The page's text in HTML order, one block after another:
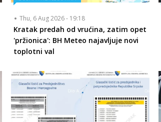
Thu, 6 Aug 2026 - 19:18
Kratak predah od vrućina, zatim opet
'pržionica': BH Meteo najavljuje novi
toplotni val